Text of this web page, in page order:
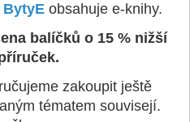
BytyE obsahuje e-knihy.
balíčků o 15 % nižší
zakoupit ještě
tématem souvisejí.